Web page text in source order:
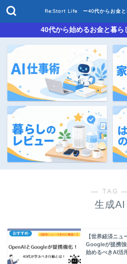
Re:Start Life ー40代からお金と
40代から始めるお金と暮ら
― TAG
生成AI
おすすめ
【世界経済ニ
Googleが提携強
始めるべきAI活